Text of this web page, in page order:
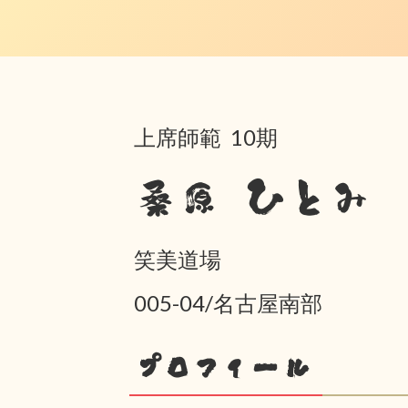
上席師範 10期
桑原 ひとみ
笑美道場
005-04/名古屋南部
プロフィール